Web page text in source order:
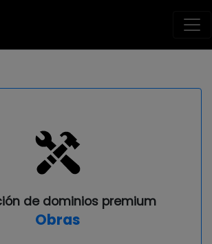
de dominios premium
Obras